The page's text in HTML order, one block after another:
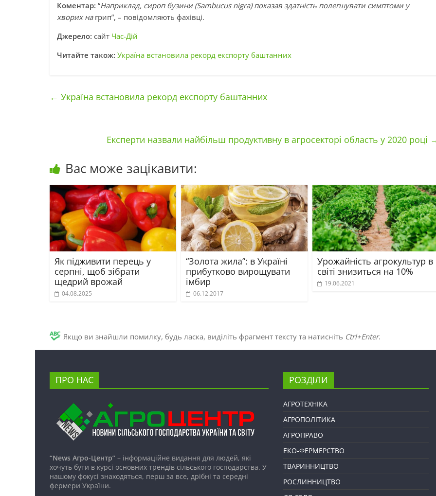
Коментар: “Наприклад, сироп бузини (Sambucus nigra) показав здатність полегшувати симптоми у
хворих нагрип”, – повідомляють фахівці.
Джерело: сайт Час-Дій
Читайте також: Україна встановила рекорд експорту баштанних
← Україна встановила рекорд експорту баштанних
Експерти назвали найбільш продуктивну в агросекторі область у 2020 році
Вас може зацікавити:
Як підживити перець у
серпні, щоб зібрати
щедрий врожай
04.08.2025
“Золота жила”: в Україні
прибутково вирощувати
імбир
06.12.2017
Урожайність агрокультур в
світі знизиться на 10%
19.06.2021
Якщо ви знайшли помилку, будь ласка, виділіть фрагмент тексту та натисніть Ctrl+Enter.
ПРО НАС
“News Агро-Центр” – інформаційне видання для людей, які
хочуть бути в курсі основних трендів сільського господарства. У
нашому фокусі знаходяться, перш за все, дрібні та середні
фермери України.
РОЗДІЛИ
АГРОТЕХНІКА
АГРОПОЛІТИКА
АГРОПРАВО
ЕКО-ФЕРМЕРСТВО
ТВАРИННИЦТВО
РОСЛИННИЦТВО